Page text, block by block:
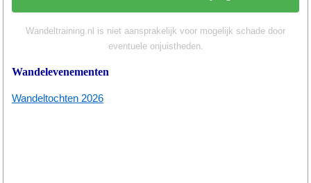
Wandeltraining.nl is niet aansprakelijk voor mogelijk schade door
eventuele onjuistheden.
Wandelevenementen
Wandeltochten 2026